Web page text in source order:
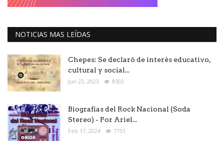
NOTICIAS MAS LEÍDAS
Chepes: Se declaró de interés educativo,
cultural y social...
Jun 23, 2023 8503
Biografías del Rock Nacional (Soda
Stereo) - Por Ariel...
Feb 17, 2024 7751